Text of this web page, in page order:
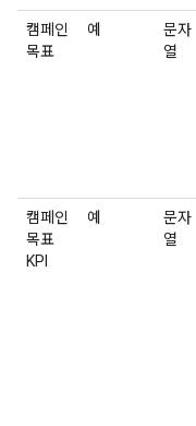
캠페인
목표
예
문자
열
캠페인
목표
KPI
예
문자
열